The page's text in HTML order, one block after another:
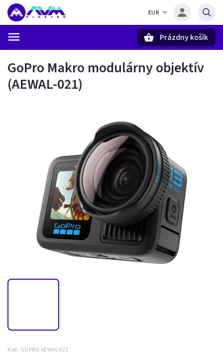
EUR
Prázdny košík
GoPro Makro modulárny objektív
(AEWAL-021)
Kód: GOPRO AEWAL-021